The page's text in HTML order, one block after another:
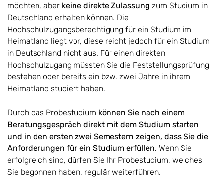
möchten, aber keine direkte Zulassung zum Studium in
Deutschland erhalten können. Die
Hochschulzugangsberechtigung für ein Studium im
Heimatland liegt vor, diese reicht jedoch für ein Studium
in Deutschland nicht aus. Für einen direkten
Hochschulzugang müssten Sie die Feststellungsprüfung
bestehen oder bereits ein bzw. zwei Jahre in ihrem
Heimatland studiert haben.
Durch das Probestudium können Sie nach einem
Beratungsgespräch direkt mit dem Studium starten
und in den ersten zwei Semestern zeigen, dass Sie die
Anforderungen für ein Studium erfüllen. Wenn Sie
erfolgreich sind, dürfen Sie Ihr Probestudium, welches
Sie begonnen haben, regulär weiterführen.